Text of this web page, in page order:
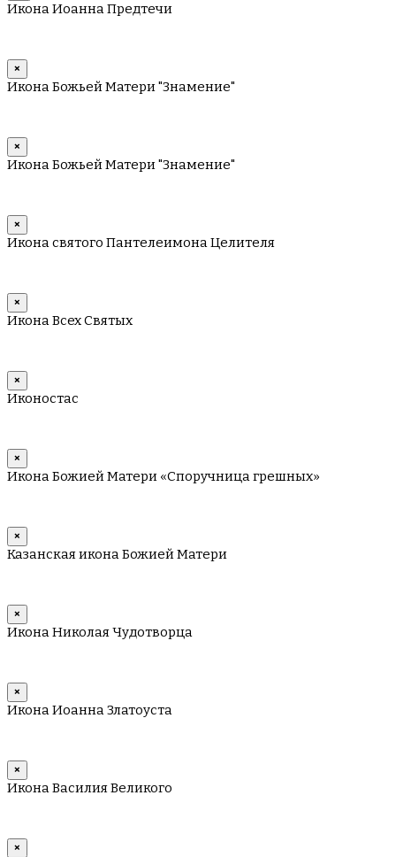
Икона Иоанна Предтечи
×
Икона Божьей Матери "Знамение"
×
Икона Божьей Матери "Знамение"
×
Икона святого Пантелеимона Целителя
×
Икона Всех Святых
×
Иконостас
×
Икона Божией Матери «Споручница грешных»
×
Казанская икона Божией Матери
×
Икона Николая Чудотворца
×
Икона Иоанна Златоуста
×
Икона Василия Великого
×